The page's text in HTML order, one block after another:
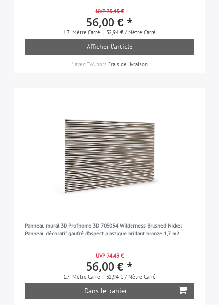
UVP 75,43 €
56,00 € *
1.7 Mètre Carré | 32,94 € / Mètre Carré
Afficher l’article
*avec TVAhors Frais de livraison
Panneau mural 3D Profhome 3D 705054 Wilderness Brushed Nickel
Panneau décoratif gaufré d'aspect plastique brillant bronze 1,7 m2
UVP 74,43 €
56,00 € *
1.7 Mètre Carré | 32,94 € / Mètre Carré
Dans le panier